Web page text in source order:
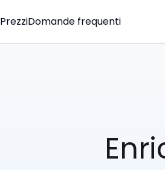
PrezziDomande frequenti